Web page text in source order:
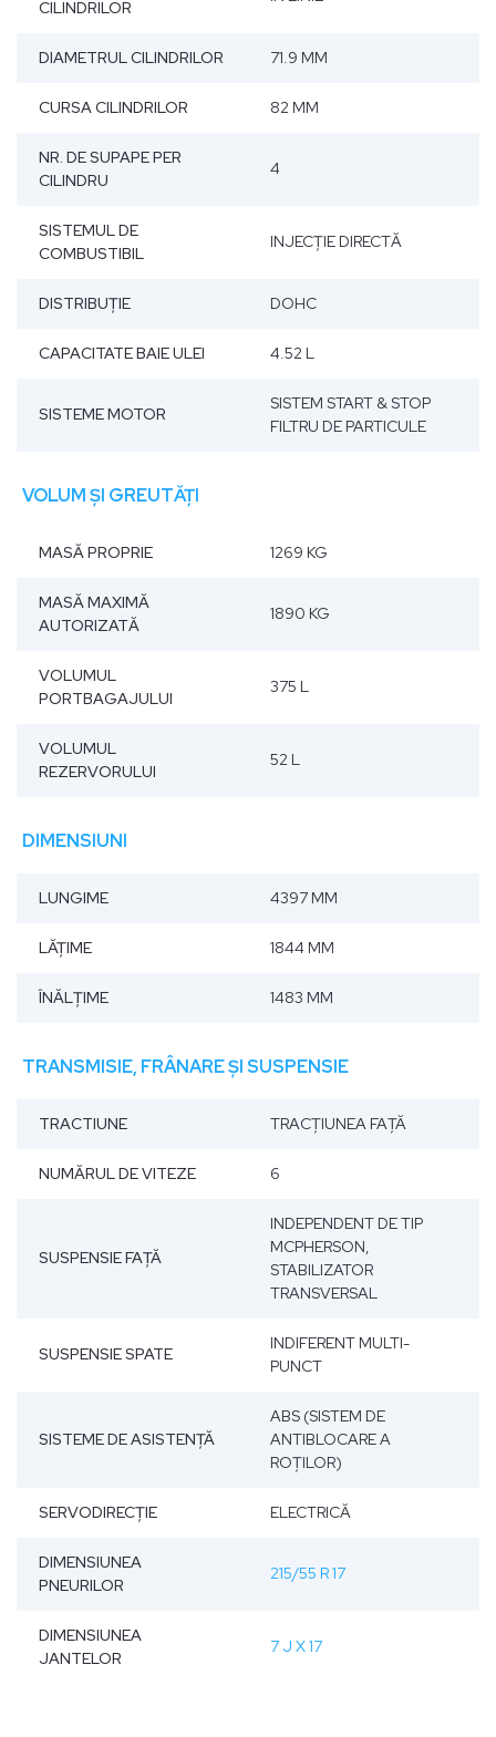
CILINDRILOR
DIAMETRUL CILINDRILOR 71.9 MM
CURSA CILINDRILOR 82 MM
NR. DE SUPAPE PER
CILINDRU
4
SISTEMUL DE
COMBUSTIBIL
INJECŢIE DIRECTĂ
DISTRIBUȚIE DOHC
CAPACITATE BAIE ULEI 4.52 L
SISTEME MOTOR
SISTEM START & STOP
FILTRU DE PARTICULE
VOLUM ȘI GREUTĂȚI
MASĂ PROPRIE 1269 KG
MASĂ MAXIMĂ
AUTORIZATĂ
1890 KG
VOLUMUL
PORTBAGAJULUI
375 L
VOLUMUL
REZERVORULUI
52 L
DIMENSIUNI
LUNGIME 4397 MM
LĂŢIME 1844 MM
ÎNĂLŢIME 1483 MM
TRANSMISIE, FRÂNARE ȘI SUSPENSIE
TRACTIUNE TRACŢIUNEA FAŢĂ
NUMĂRUL DE VITEZE 6
SUSPENSIE FAŢĂ
INDEPENDENT DE TIP
MCPHERSON,
STABILIZATOR
TRANSVERSAL
SUSPENSIE SPATE
INDIFERENT MULTI-
PUNCT
SISTEME DE ASISTENȚĂ
ABS (SISTEM DE
ANTIBLOCARE A
ROȚILOR)
SERVODIRECŢIE ELECTRICĂ
DIMENSIUNEA
PNEURILOR
215/55 R 17
DIMENSIUNEA
JANTELOR
7 J X 17